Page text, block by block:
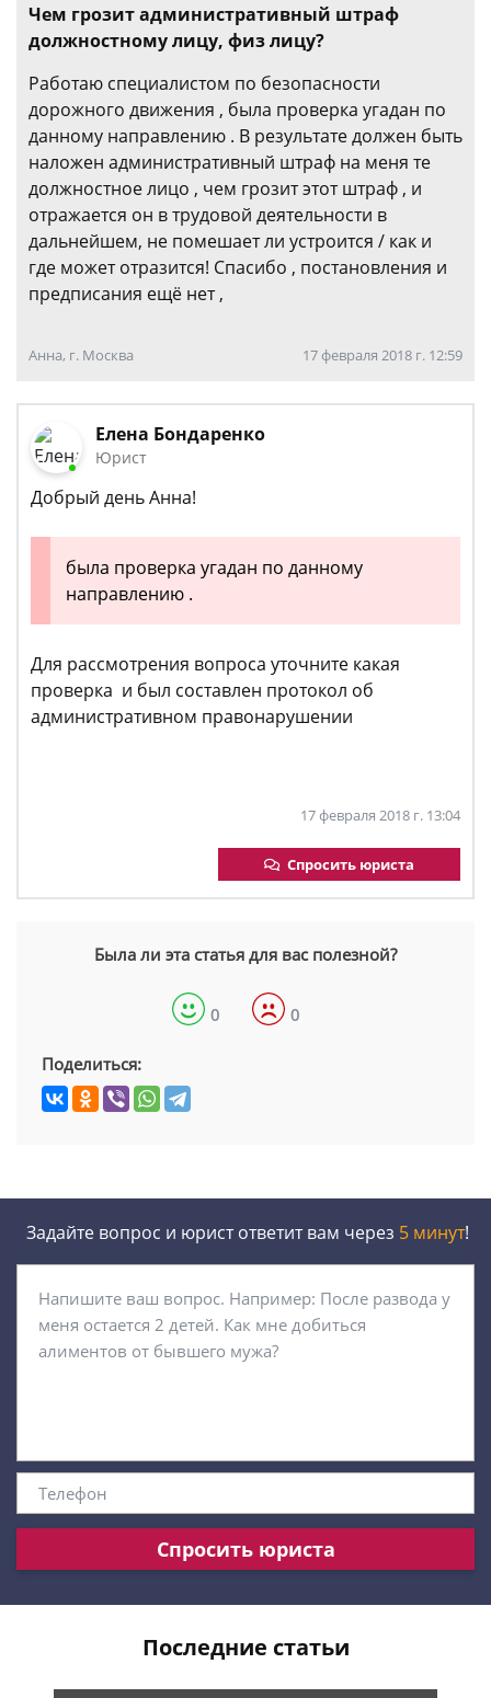
Чем грозит административный штраф
должностному лицу, физ лицу?
Работаю специалистом по безопасности
дорожного движения , была проверка угадан по
данному направлению . В результате должен быть
наложен административный штраф на меня те
должностное лицо , чем грозит этот штраф , и
отражается он в трудовой деятельности в
дальнейшем, не помешает ли устроится / как и
где может отразится! Спасибо , постановления и
предписания ещё нет ,
Анна, г. Москва 17 февраля 2018 г. 12:59
Елена Бондаренко
Юрист
Добрый день Анна!
была проверка угадан по данному
направлению .
Для рассмотрения вопроса уточните какая
проверка и был составлен протокол об
административном правонарушении
17 февраля 2018 г. 13:04
Спросить юриста
Была ли эта статья для вас полезной?
0 0
Поделиться:
Задайте вопрос и юрист ответит вам через 5 минут!
Спросить юриста
Последние статьи